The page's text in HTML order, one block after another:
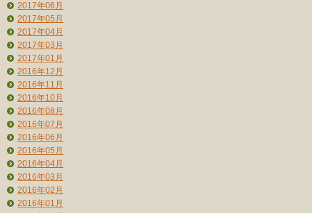
2017年06月
2017年05月
2017年04月
2017年03月
2017年01月
2016年12月
2016年11月
2016年10月
2016年08月
2016年07月
2016年06月
2016年05月
2016年04月
2016年03月
2016年02月
2016年01月